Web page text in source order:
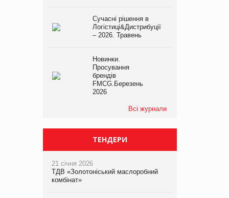
Сучасні рішення в
Логістиці&Дистрибуції
– 2026. Травень
Новинки.
Просування
брендів
FMCG.Березень
2026
Всі журнали
ТЕНДЕРИ
21 січня 2026
ТДВ «Золотоніський маслоробний
комбінат»